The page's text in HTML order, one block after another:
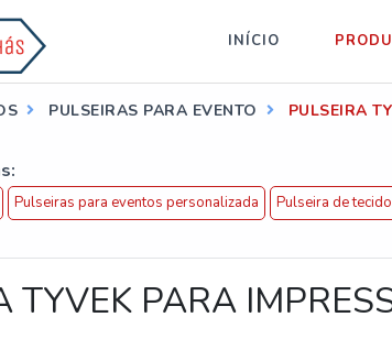
INÍCIO
PULSEIRAS PARA EVENTO PULSEIRA
Pulseiras para eventos personalizada Pulseira de
TYVEK PARA